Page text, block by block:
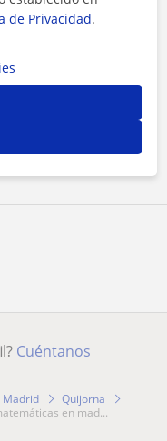
y deprivacidad
Cuéntanos
Madrid
Quijorna
en mad...
de Privacidad.